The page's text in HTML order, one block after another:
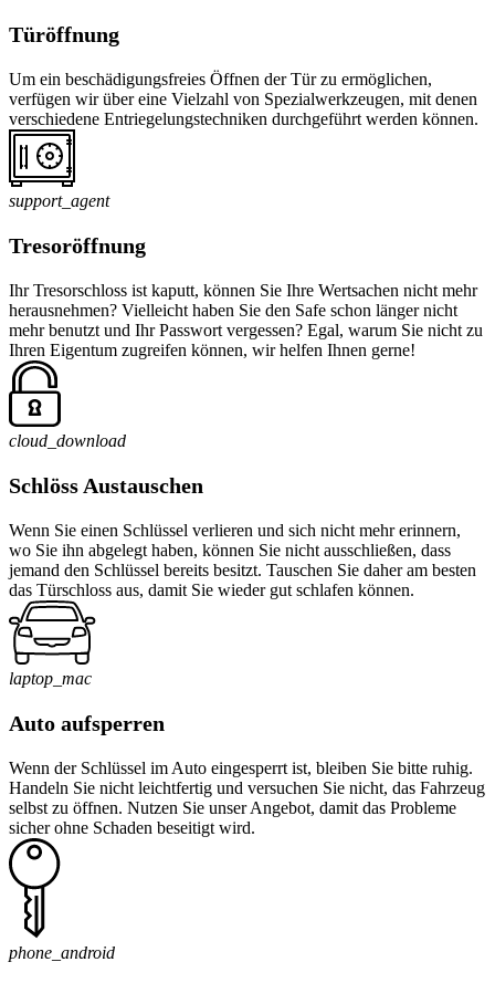
Türöffnung
Um ein beschädigungsfreies Öffnen der Tür zu ermöglichen,
verfügen wir über eine Vielzahl von Spezialwerkzeugen, mit denen
verschiedene Entriegelungstechniken durchgeführt werden können.
support_agent
Tresoröffnung
Ihr Tresorschloss ist kaputt, können Sie Ihre Wertsachen nicht mehr
herausnehmen? Vielleicht haben Sie den Safe schon länger nicht
mehr benutzt und Ihr Passwort vergessen? Egal, warum Sie nicht zu
Ihren Eigentum zugreifen können, wir helfen Ihnen gerne!
cloud_download
Schlöss Austauschen
Wenn Sie einen Schlüssel verlieren und sich nicht mehr erinnern,
wo Sie ihn abgelegt haben, können Sie nicht ausschließen, dass
jemand den Schlüssel bereits besitzt. Tauschen Sie daher am besten
das Türschloss aus, damit Sie wieder gut schlafen können.
laptop_mac
Auto aufsperren
Wenn der Schlüssel im Auto eingesperrt ist, bleiben Sie bitte ruhig.
Handeln Sie nicht leichtfertig und versuchen Sie nicht, das Fahrzeug
selbst zu öffnen. Nutzen Sie unser Angebot, damit das Probleme
sicher ohne Schaden beseitigt wird.
phone_android